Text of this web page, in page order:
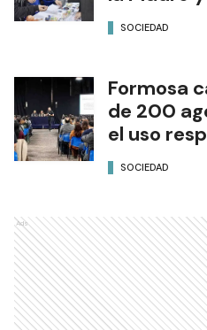
SOCIEDAD
Formosa
de 200
el uso
SOCIEDAD
Ads